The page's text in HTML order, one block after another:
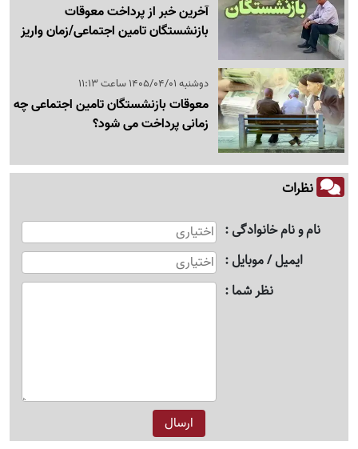
آخرین خبر از پرداخت معوقات
بازنشستگان تامین اجتماعی/زمان واریز
دوشنبه 1405/04/01 ساعت 11:13
معوقات بازنشستگان تامین اجتماعی چه
زمانی پرداخت می شود؟
نظرات
نام و نام خانوادگی
ایمیل / موبایل
نظر شما